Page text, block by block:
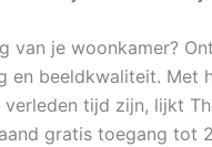
van je woonkamer?
en beeldkwaliteit. Met
tijd zijn, lijkt
gratis toegang tot